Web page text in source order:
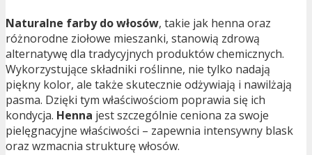
Naturalne farby do włosów, takie jak henna oraz
różnorodne ziołowe mieszanki, stanowią zdrową
alternatywę dla tradycyjnych produktów chemicznych.
Wykorzystujące składniki roślinne, nie tylko nadają
piękny kolor, ale także skutecznie odżywiają i nawilżają
pasma. Dzięki tym właściwościom poprawia się ich
kondycja. Henna jest szczególnie ceniona za swoje
pielęgnacyjne właściwości – zapewnia intensywny blask
oraz wzmacnia strukturę włosów.